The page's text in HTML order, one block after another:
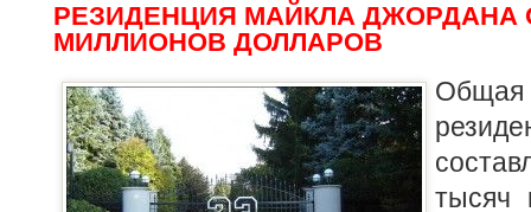
РЕЗИДЕНЦИЯ МАЙКЛА ДЖОРДАНА
МИЛЛИОНОВ ДОЛЛАРОВ
тысяч